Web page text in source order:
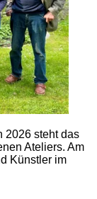
2026 steht das
Ateliers. Am
Künstler im